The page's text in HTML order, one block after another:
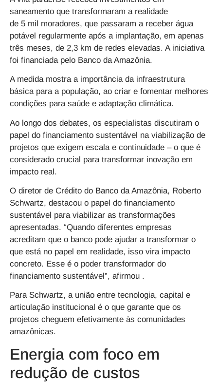
saneamento que transformaram a realidade
de 5 mil moradores, que passaram a receber água
potável regularmente após a implantação, em apenas
três meses, de 2,3 km de redes elevadas. A iniciativa
foi financiada pelo Banco da Amazônia.
A medida mostra a importância da infraestrutura
básica para a população, ao criar e fomentar melhores
condições para saúde e adaptação climática.
Ao longo dos debates, os especialistas discutiram o
papel do financiamento sustentável na viabilização de
projetos que exigem escala e continuidade – o que é
considerado crucial para transformar inovação em
impacto real.
O diretor de Crédito do Banco da Amazônia, Roberto
Schwartz, destacou o papel do financiamento
sustentável para viabilizar as transformações
apresentadas. “Quando diferentes empresas
acreditam que o banco pode ajudar a transformar o
que está no papel em realidade, isso vira impacto
concreto. Esse é o poder transformador do
financiamento sustentável”, afirmou .
Para Schwartz, a união entre tecnologia, capital e
articulação institucional é o que garante que os
projetos cheguem efetivamente às comunidades
amazônicas.
Energia com foco em
redução de custos